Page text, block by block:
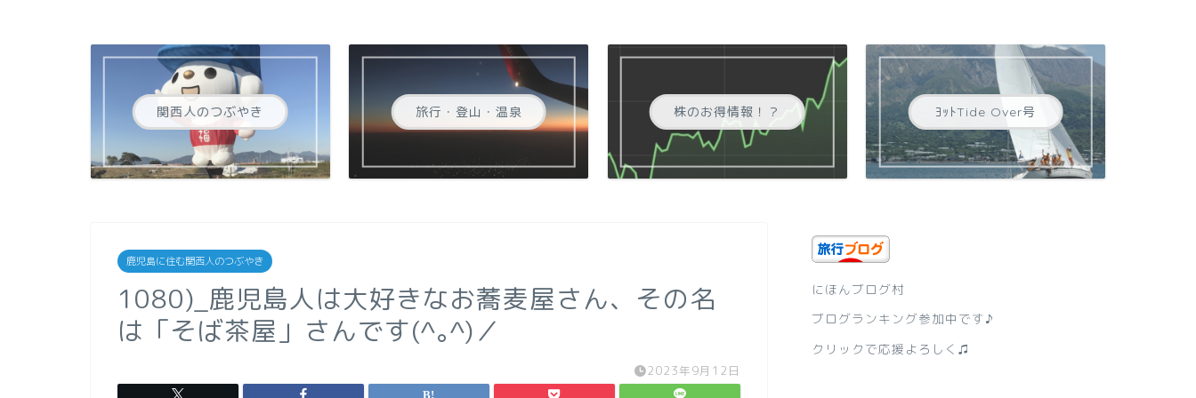
関西人のつぶやき 旅行・登山・温泉 株のお得情報！？ ﾖｯﾄTide Over号
鹿児島に住む関西人のつぶやき
1080)_鹿児島人は大好きなお蕎麦屋さん、その名
は「そば茶屋」さんです(^｡^)／
2023年9月12日
にほんブログ村
ブログランキング参加中です♪
クリックで応援よろしく♫